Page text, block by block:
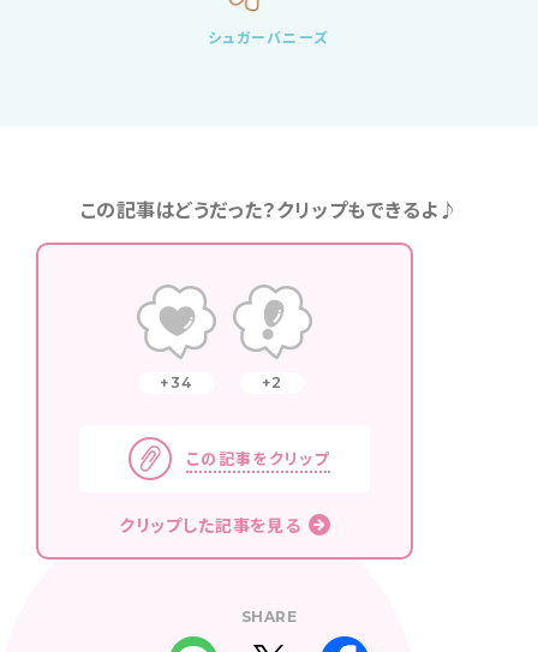
シュガーバニーズ
この記事はどうだった？クリップもできるよ♪
34 2
この記事をクリップ
クリップした記事を見る
SHARE